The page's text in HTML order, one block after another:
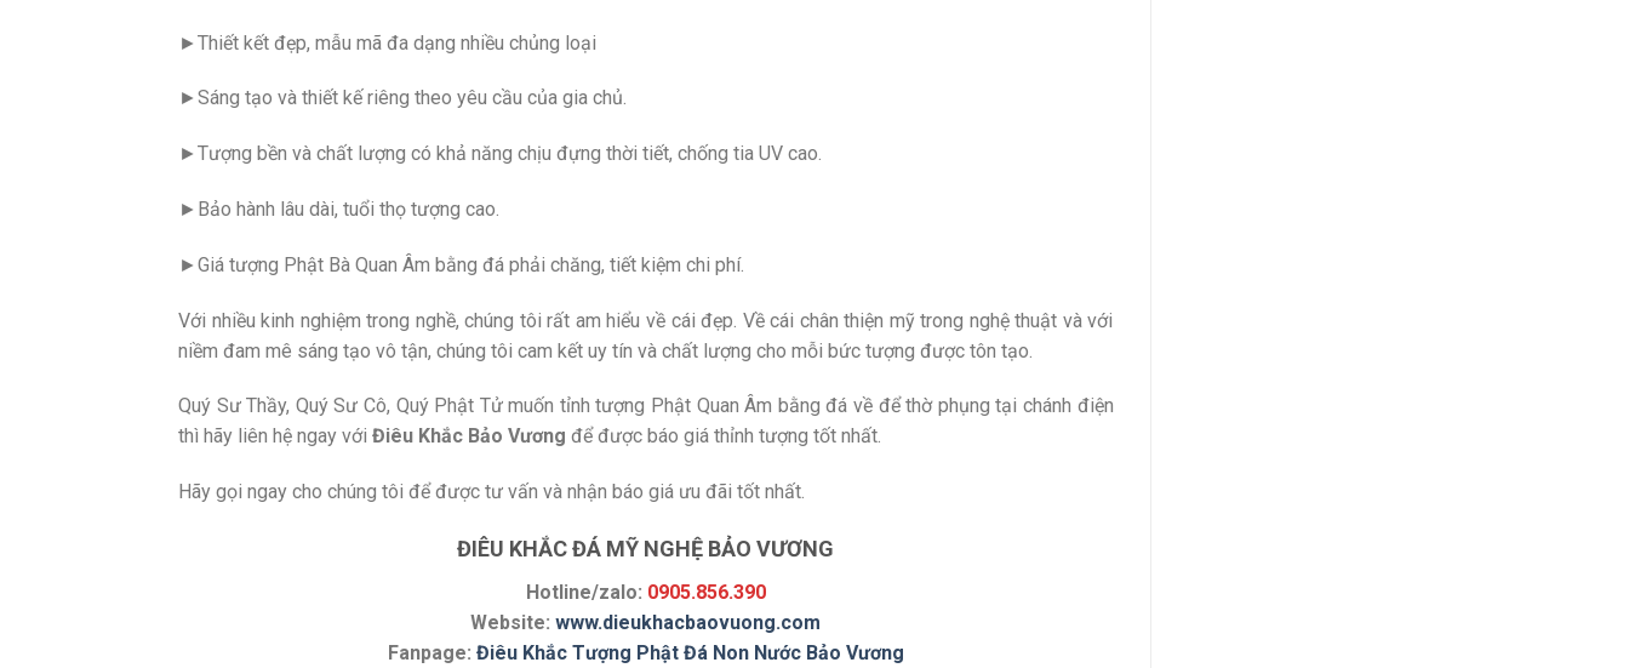
►Thiết kết đẹp, mẫu mã đa dạng nhiều chủng loại
►Sáng tạo và thiết kế riêng theo yêu cầu của gia chủ.
►Tượng bền và chất lượng có khả năng chịu đựng thời tiết, chống tia UV cao.
►Bảo hành lâu dài, tuổi thọ tượng cao.
►Giá tượng Phật Bà Quan Âm bằng đá phải chăng, tiết kiệm chi phí.
Với nhiều kinh nghiệm trong nghề, chúng tôi rất am hiểu về cái đẹp. Về cái chân thiện mỹ trong nghệ thuật và với
niềm đam mê sáng tạo vô tận, chúng tôi cam kết uy tín và chất lượng cho mỗi bức tượng được tôn tạo.
Quý Sư Thầy, Quý Sư Cô, Quý Phật Tử muốn tỉnh tượng Phật Quan Âm bằng đá về để thờ phụng tại chánh điện
thì hãy liên hệ ngay với Điêu Khắc Bảo Vương để được báo giá thỉnh tượng tốt nhất.
Hãy gọi ngay cho chúng tôi để được tư vấn và nhận báo giá ưu đãi tốt nhất.
ĐIÊU KHẮC ĐÁ MỸ NGHỆ BẢO VƯƠNG
Hotline/zalo: 0905.856.390
Website:www.dieukhacbaovuong.com
Fanpage: Điêu Khắc Tượng Phật Đá Non Nước Bảo Vương